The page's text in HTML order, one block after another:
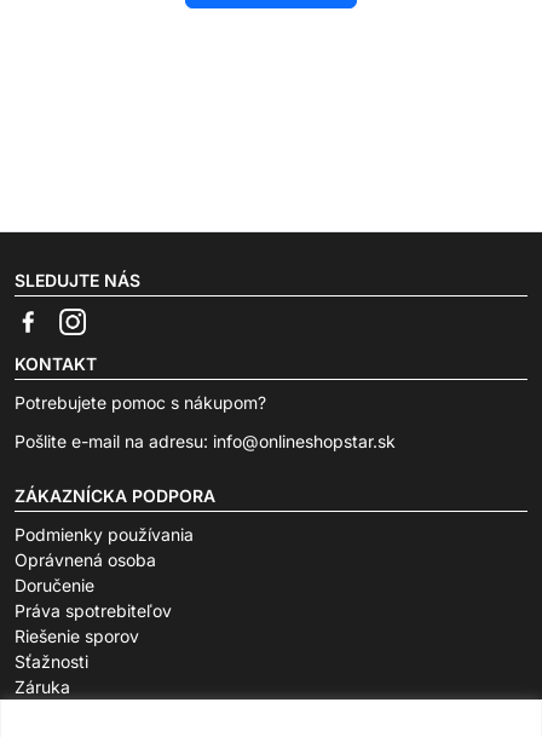
SLEDUJTE NÁS
KONTAKT
Potrebujete pomoc s nákupom?
Pošlite e-mail na adresu: info@onlineshopstar.sk
ZÁKAZNÍCKA PODPORA
Podmienky používania
Oprávnená osoba
Doručenie
Práva spotrebiteľov
Riešenie sporov
Sťažnosti
Záruka